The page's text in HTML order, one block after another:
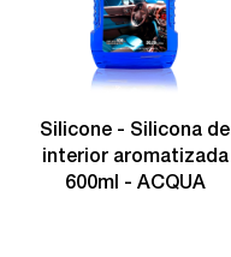
Silicone - Silicona de
interior aromatizada
600ml - ACQUA